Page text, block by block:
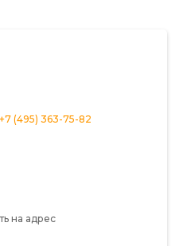
+7 (495) 363-75-82
на адрес